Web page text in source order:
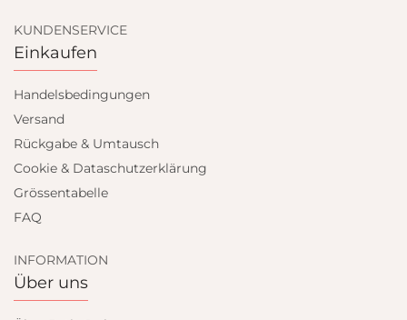
KUNDENSERVICE
Einkaufen
Handelsbedingungen
Versand
Rückgabe & Umtausch
Cookie & Dataschutzerklärung
Grössentabelle
FAQ
INFORMATION
Über uns